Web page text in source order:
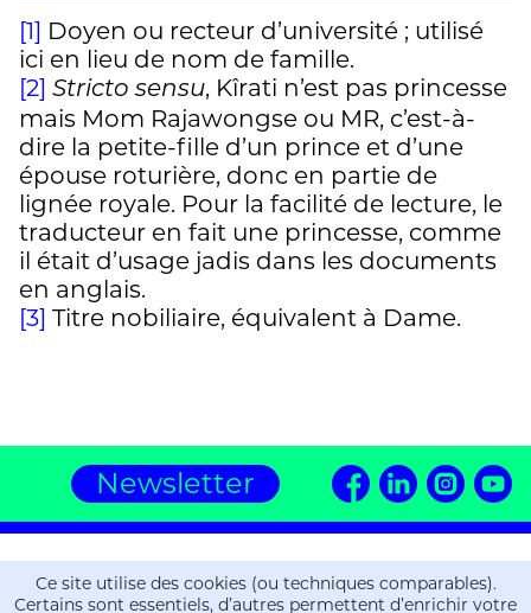
[1] Doyen ou recteur d’université ; utilisé
ici en lieu de nom de famille.
[2] Stricto sensu, Kîrati n’est pas princesse
mais Mom Rajawongse ou MR, c’est-à-
dire la petite-fille d’un prince et d’une
épouse roturière, donc en partie de
lignée royale. Pour la facilité de lecture, le
traducteur en fait une princesse, comme
il était d’usage jadis dans les documents
en anglais.
[3] Titre nobiliaire, équivalent à Dame.
Newsletter
Editions ZOE
16, chemin de la Gravière
Ce site utilise des cookies (ou techniques comparables).
Certains sont essentiels, d’autres permettent d’enrichir votre